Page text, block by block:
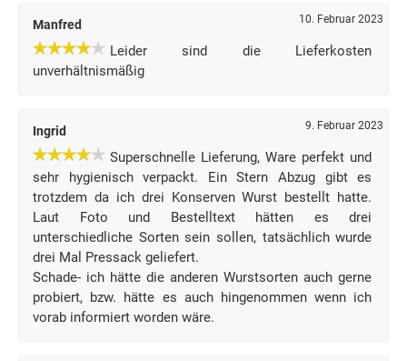
Manfred 10. Februar 2023
Leider sind die Lieferkosten
unverhältnismäßig
Ingrid 9. Februar 2023
Superschnelle Lieferung, Ware perfekt und
sehr hygienisch verpackt. Ein Stern Abzug gibt es
trotzdem da ich drei Konserven Wurst bestellt hatte.
Laut Foto und Bestelltext hätten es drei
unterschiedliche Sorten sein sollen, tatsächlich wurde
drei Mal Pressack geliefert.
Schade- ich hätte die anderen Wurstsorten auch gerne
probiert, bzw. hätte es auch hingenommen wenn ich
vorab informiert worden wäre.